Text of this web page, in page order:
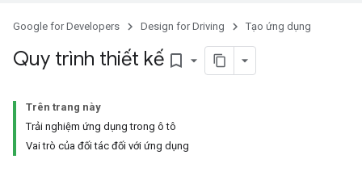
Google for Developers Design for Driving Tạo ứng dụng
Quy trình thiết kế bookmark_border
Trên trang này
Trải nghiệm ứng dụng trong ô tô
Vai trò của đối tác đối với ứng dụng